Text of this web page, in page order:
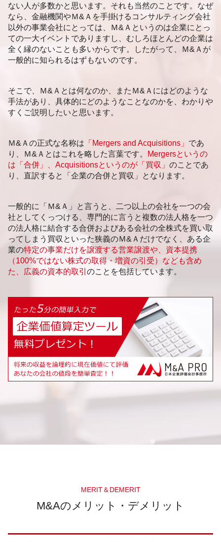
札幌市 企業価値評価
静岡市 企業価値評価
札幌市 後継者問題
ない人が多数かと思います。それも当然のことです。なぜ
なら、金融機関やＭ&Ａを手掛けるコンサルティング会社
以外の事業会社にとっては、Ｍ&Ａというのは企業にとっ
ての一大イベントでありますし、むしろほとんどの企業は
全く縁のないことも多いからです。したがって、Ｍ&Ａが
一般的に知られるはずもないのです。
そこで、Ｍ&Ａとは何なのか、またＭ&Ａにはどのような
手法があり、具体的にどのようなことなのかを、わかりや
すくご説明したいと思います。
Ｍ&Ａの正式な名称は 「Mergers and Acquisitions」 であ
り、Ｍ&Ａとはこれを略した言葉です。
Mergersというの
は「合併」、Acquisitionsというのが「買収」 のことであ
り、直訳すると「企業の合併と買収」となります。
一般的に「Ｍ&Ａ」と言うと、二つ以上の会社を一つの会
社としてくっつける、専門的に言うと複数の法人格を一つ
の法人格に結合する合併およびある会社の全株式を買い取
ってしまう買収といった狭義のＭ&Ａだけでなく、ある企
業の特定の事業だけを譲渡する営業譲渡や、資本提携
（100%ではない株式の取得・増資の引受）なども含め
た、広義の資本的取引 のことを包括しています。
MERIT＆DEMERIT
M&Aのメリット・デメリット